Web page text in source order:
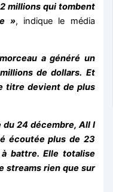
millions qui tombent
», indique le média
a généré un
de dollars. Et
titre devient de plus
du 24 décembre, All I
écoutée plus de 23
battre. Elle totalise
streams rien que sur